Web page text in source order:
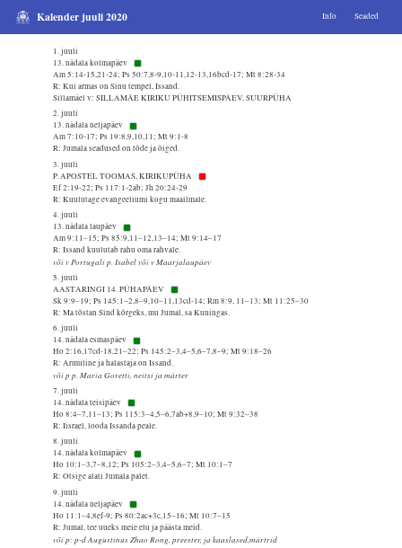
Kalender juuli 2020 Info Seaded
1. juuli
13. nädala kolmapäev
Am 5:14-15,21-24; Ps 50:7,8-9,10-11,12-13,16bcd-17; Mt 8:28-34
R: Kui armas on Sinu tempel, Issand.
Sillamäel v: SILLAMÄE KIRIKU PÜHITSEMISPÄEV, SUURPÜHA
2. juuli
13. nädala neljapäev
Am 7:10-17; Ps 19:8,9,10,11; Mt 9:1-8
R: Jumala seadused on tõde ja õiged.
3. juuli
P. APOSTEL TOOMAS, KIRIKUPÜHA
Ef 2:19-22; Ps 117:1-2ab; Jh 20:24-29
R: Kuulutage evangeeliumi kogu maailmale.
4. juuli
13. nädala laupäev
Am 9:11–15; Ps 85:9,11–12,13–14; Mt 9:14–17
R: Issand kuulutab rahu oma rahvale.
või v Portugali p. Isabel või v Maarjalaupäev
5. juuli
AASTARINGI 14. PÜHAPÄEV
Sk 9:9–19; Ps 145:1–2,8–9,10–11,13cd-14; Rm 8:9, 11–13; Mt 11:25–30
R: Ma tõstan Sind kõrgeks, mu Jumal, sa Kuningas.
6. juuli
14. nädala esmaspäev
Ho 2:16,17cd-18,21–22; Ps 145:2–3,4–5,6–7,8–9; Mt 9:18–26
R: Armuline ja halastaja on Issand.
või p p. Maria Goretti, neitsi ja märter
7. juuli
14. nädala teisipäev
Ho 8:4–7,11–13; Ps 115:3–4,5–6,7ab+8,9–10; Mt 9:32–38
R: Iisrael, looda Issanda peale.
8. juuli
14. nädala kolmapäev
Ho 10:1–3,7–8,12; Ps 105:2–3,4–5,6–7; Mt 10:1–7
R: Otsige alati Jumala palet.
9. juuli
14. nädala neljapäev
Ho 11:1–4,8ef-9; Ps 80:2ac+3c,15–16; Mt 10:7–15
R: Jumal, tee uueks meie elu ja päästa meid.
või p: p-d Augustinus Zhao Rong, preester, ja kaaslased,märtrid